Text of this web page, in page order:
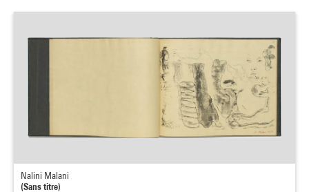
Nalini Malani
(Sans titre)